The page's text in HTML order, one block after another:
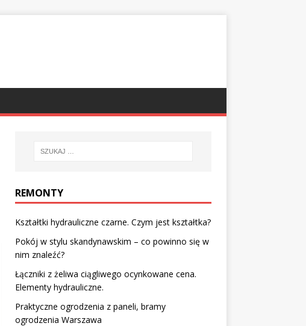
REMONTY
Kształtki hydrauliczne czarne. Czym jest kształtka?
Pokój w stylu skandynawskim – co powinno się w
nim znaleźć?
Łączniki z żeliwa ciągliwego ocynkowane cena.
Elementy hydrauliczne.
Praktyczne ogrodzenia z paneli, bramy
ogrodzenia Warszawa